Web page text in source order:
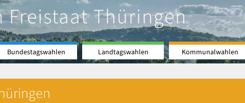
Freistaat Thüringen
Bundestagswahlen Landtagswahlen Kommunalwahlen